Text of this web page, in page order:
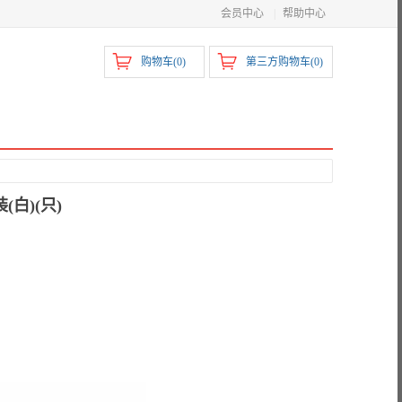
会员中心 帮助中心
第三方购物车(0)
购物车(0)
(白)(只)